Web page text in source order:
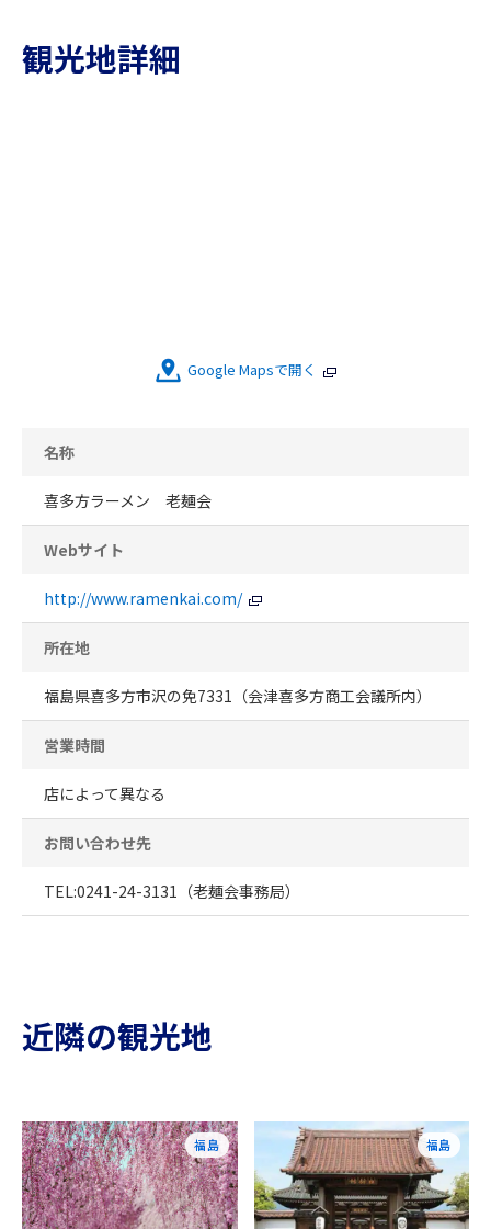
観光地詳細
Google Mapsで開く
名称
喜多方ラーメン 老麺会
Webサイト
http://www.ramenkai.com/
所在地
福島県喜多方市沢の免7331（会津喜多方商工会議所内）
営業時間
店によって異なる
お問い合わせ先
TEL:0241-24-3131（老麺会事務局）
近隣の観光地
福島 福島